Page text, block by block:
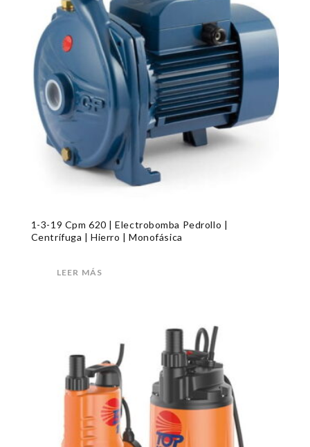
1-3-19 Cpm 620 | Electrobomba Pedrollo |
Centrífuga | Hierro | Monofásica
LEER MÁS